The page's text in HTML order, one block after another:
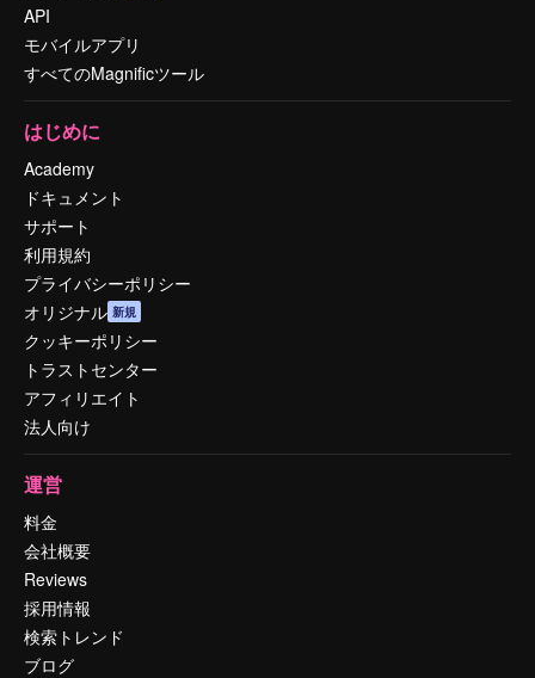
API
モバイルアプリ
すべてのMagnificツール
はじめに
Academy
ドキュメント
サポート
利用規約
プライバシーポリシー
オリジナル 新規
クッキーポリシー
トラストセンター
アフィリエイト
法人向け
運営
料金
会社概要
Reviews
採用情報
検索トレンド
ブログ